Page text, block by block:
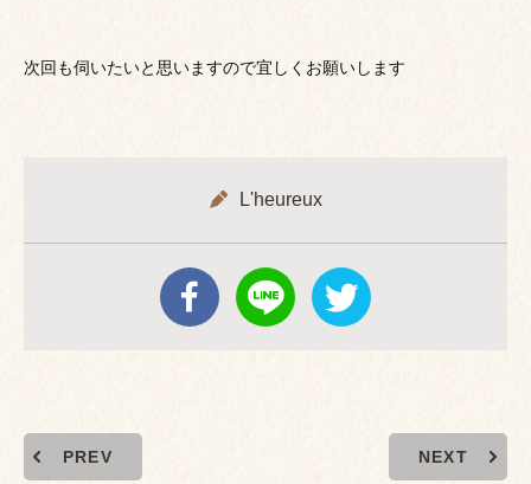
次回も伺いたいと思いますので宜しくお願いします
L'heureux
PREV NEXT